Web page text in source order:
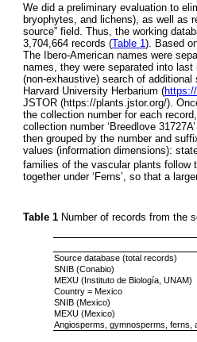
We did a preliminary evaluation to
bryophytes, and lichens), as well as
source” field. Thus, the working
3,704,664 records (Table 1). Based
The Ibero-American names were
names, they were separated into
(non-exhaustive) search of
Harvard University Herbarium (
JSTOR (https://plants.jstor.org/).
the collection number for each
collection number ‘Breedlove
then grouped by the number and
values (information dimensions):
families of the vascular plants follow
together under ‘Ferns’, so that a
Table 1 Number of records from the
Source database (total records)
SNIB (Conabio)
MEXU (Instituto de Biología, UNAM)
Country = Mexico
SNIB (Mexico)
MEXU (Mexico)
Angiosperms, gymnosperms, ferns,